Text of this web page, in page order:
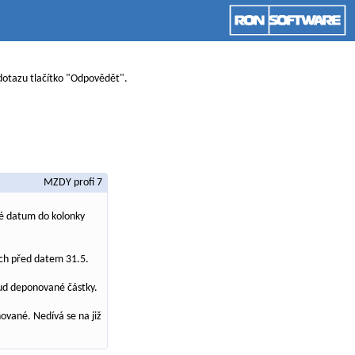
tlačítko "Odpovědět".
MZDY profi 7
datum do kolonky
před datem 31.5.
deponované částky.
Nedívá se na již